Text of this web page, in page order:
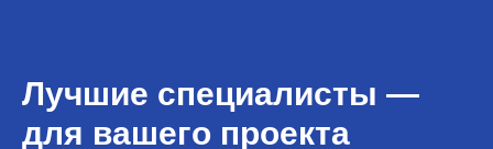
Лучшие специалисты —
для вашего проекта